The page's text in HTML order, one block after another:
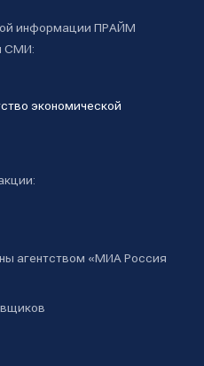
информации ПРАЙМ
СМИ:
экономической
агентством «МИА Россия